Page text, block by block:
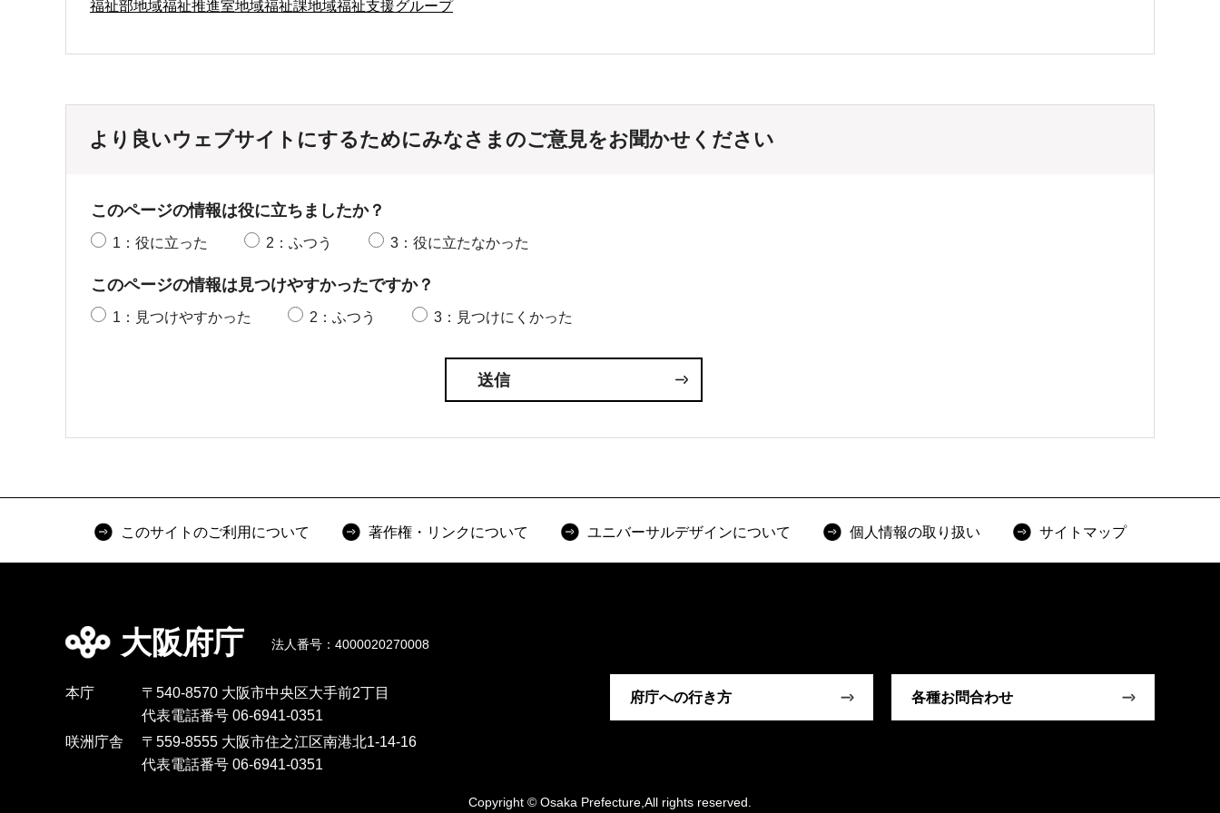
福祉部地域福祉推進室地域福祉課地域福祉支援グループ
より良いウェブサイトにするためにみなさまのご意見をお聞かせください
このページの情報は役に立ちましたか？
1：役に立った 2：ふつう 3：役に立たなかった
このページの情報は見つけやすかったですか？
1：見つけやすかった 2：ふつう 3：見つけにくかった
このサイトのご利用について 著作権・リンクについて ユニバーサルデザインについて 個人情報の取り扱い サイトマップ
大阪府庁 法人番号：4000020270008
本庁
〒540-8570 大阪市中央区大手前2丁目
代表電話番号 06-6941-0351
咲洲庁舎
〒559-8555 大阪市住之江区南港北1-14-16
代表電話番号 06-6941-0351
府庁への行き方 各種お問合わせ
Copyright © Osaka Prefecture,All rights reserved.